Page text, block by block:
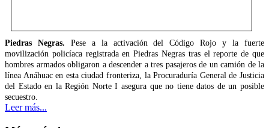
Piedras Negras. Pese a la activación del Código Rojo y la fuerte
movilización policíaca registrada en Piedras Negras tras el reporte de que
hombres armados obligaron a descender a tres pasajeros de un camión de la
línea Anáhuac en esta ciudad fronteriza, la Procuraduría General de Justicia
del Estado en la Región Norte I asegura que no tiene datos de un posible
secuestro.
Leer más...